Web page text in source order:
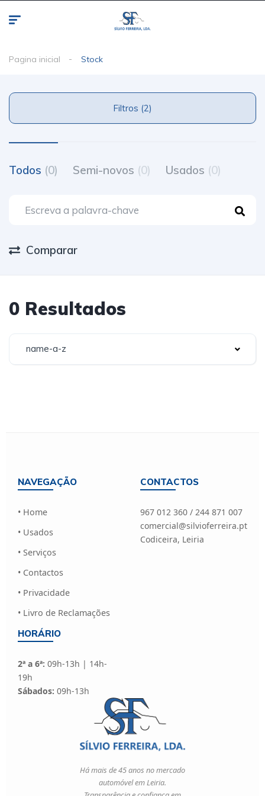
Pagina inicial Stock
Filtros (2)
Todos (0) Semi-novos (0) Usados (0)
Comparar
0 Resultados
name-a-z
NAVEGAÇÃO
• Home
• Usados
• Serviços
• Contactos
• Privacidade
• Livro de Reclamações
CONTACTOS
967 012 360 / 244 871 007
comercial@silvioferreira.pt
Codiceira, Leiria
HORÁRIO
2ª a 6ª: 09h-13h | 14h-
19h
Sábados: 09h-13h
Há mais de 45 anos no mercado
automóvel em Leiria.